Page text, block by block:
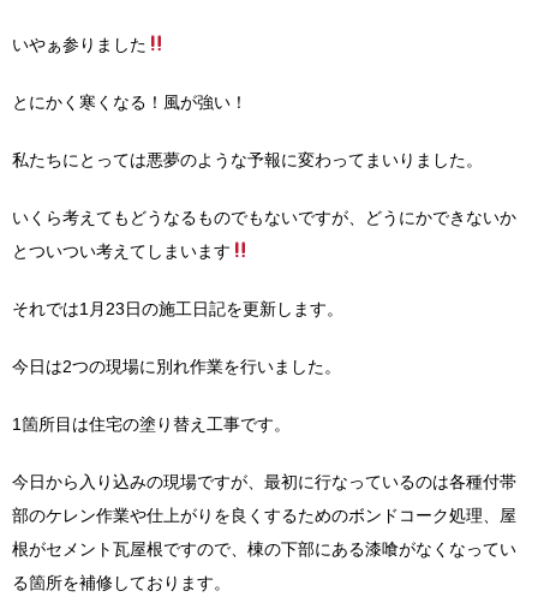
いやぁ参りました
とにかく寒くなる！風が強い！
私たちにとっては悪夢のような予報に変わってまいりました。
いくら考えてもどうなるものでもないですが、どうにかできないか
とついつい考えてしまいます
それでは1月23日の施工日記を更新します。
今日は2つの現場に別れ作業を行いました。
1箇所目は住宅の塗り替え工事です。
今日から入り込みの現場ですが、最初に行なっているのは各種付帯
部のケレン作業や仕上がりを良くするためのボンドコーク処理、屋
根がセメント瓦屋根ですので、棟の下部にある漆喰がなくなってい
る箇所を補修しております。